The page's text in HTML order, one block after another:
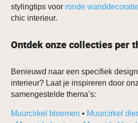
stylingtips voor ronde
chic interieur.
Ontdek onze collecties per
Benieuwd naar een specifiek
interieur? Laat je inspireren door
samengestelde thema’s:
Muurcirkel bloemen • Muurcirkel